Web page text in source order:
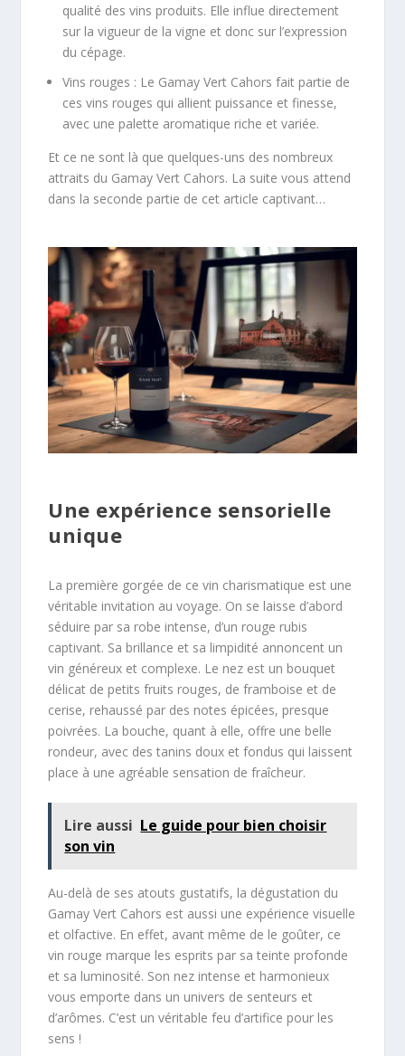
qualité des vins produits. Elle influe directement
sur la vigueur de la vigne et donc sur l’expression
du cépage.
Vins rouges : Le Gamay Vert Cahors fait partie de
ces vins rouges qui allient puissance et finesse,
avec une palette aromatique riche et variée.
Et ce ne sont là que quelques-uns des nombreux
attraits du Gamay Vert Cahors. La suite vous attend
dans la seconde partie de cet article captivant…
Une expérience sensorielle
unique
La première gorgée de ce vin charismatique est une
véritable invitation au voyage. On se laisse d’abord
séduire par sa robe intense, d’un rouge rubis
captivant. Sa brillance et sa limpidité annoncent un
vin généreux et complexe. Le nez est un bouquet
délicat de petits fruits rouges, de framboise et de
cerise, rehaussé par des notes épicées, presque
poivrées. La bouche, quant à elle, offre une belle
rondeur, avec des tanins doux et fondus qui laissent
place à une agréable sensation de fraîcheur.
Lire aussi Le guide pour bien choisir
son vin
Au-delà de ses atouts gustatifs, la dégustation du
Gamay Vert Cahors est aussi une expérience visuelle
et olfactive. En effet, avant même de le goûter, ce
vin rouge marque les esprits par sa teinte profonde
et sa luminosité. Son nez intense et harmonieux
vous emporte dans un univers de senteurs et
d’arômes. C’est un véritable feu d’artifice pour les
sens !